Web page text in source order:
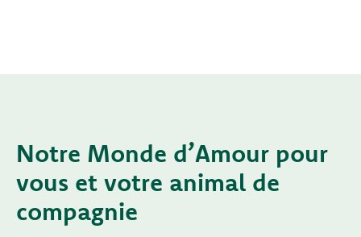
Notre Monde d’Amour pour
vous et votre animal de
compagnie